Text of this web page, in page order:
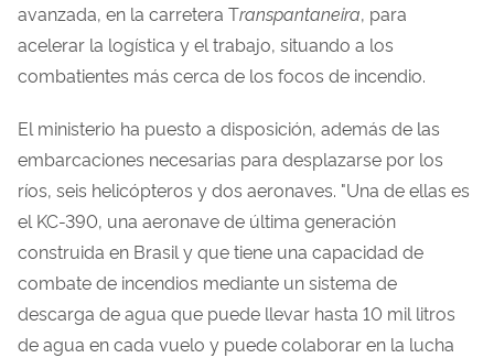
avanzada, en la carretera Transpantaneira, para
acelerar la logística y el trabajo, situando a los
combatientes más cerca de los focos de incendio.
El ministerio ha puesto a disposición, además de las
embarcaciones necesarias para desplazarse por los
ríos, seis helicópteros y dos aeronaves. "Una de ellas es
el KC-390, una aeronave de última generación
construida en Brasil y que tiene una capacidad de
combate de incendios mediante un sistema de
descarga de agua que puede llevar hasta 10 mil litros
de agua en cada vuelo y puede colaborar en la lucha